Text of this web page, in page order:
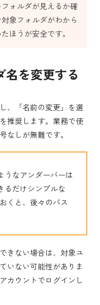
ォルダが見えるか確
象フォルダがわから
ほうが安全です。
名を変更する
、「名前の変更」を選
推奨します。業務で使
なしが無難です。
うなアンダーバーは
るだけシンプルな
くと、後々のパス
きない場合は、対象ユ
いない可能性がありま
カウントでログインし